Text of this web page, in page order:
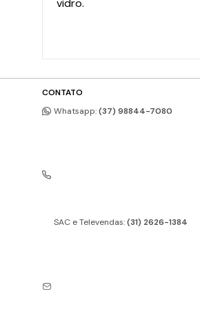
vidro.
CONTATO
Whatsapp:(37) 98844-7080
SAC e Televendas:(31) 2626-1384